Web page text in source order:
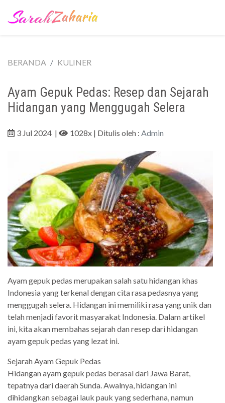
BERANDA KULINER
Ayam Gepuk Pedas: Resep dan Sejarah
Hidangan yang Menggugah Selera
3 Jul 2024 | 1028x | Ditulis oleh : Admin
Ayam gepuk pedas merupakan salah satu hidangan khas
Indonesia yang terkenal dengan cita rasa pedasnya yang
menggugah selera. Hidangan ini memiliki rasa yang unik dan
telah menjadi favorit masyarakat Indonesia. Dalam artikel
ini, kita akan membahas sejarah dan resep dari hidangan
ayam gepuk pedas yang lezat ini.
Sejarah Ayam Gepuk Pedas
Hidangan ayam gepuk pedas berasal dari Jawa Barat,
tepatnya dari daerah Sunda. Awalnya, hidangan ini
dihidangkan sebagai lauk pauk yang sederhana, namun